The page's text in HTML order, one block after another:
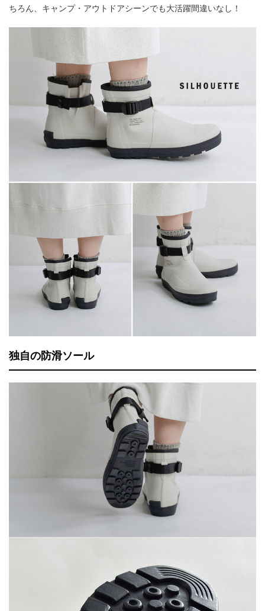
ちろん、キャンプ・アウトドアシーンでも大活躍間違いなし！
独自の防滑ソール